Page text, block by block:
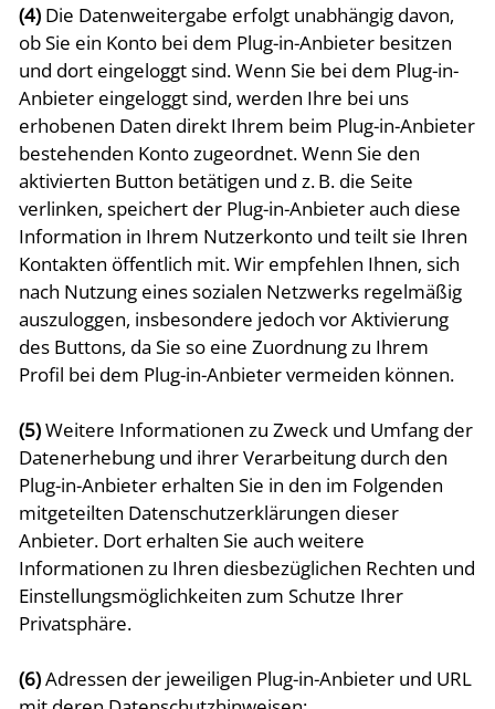
(4) Die Datenweitergabe erfolgt unabhängig davon,
ob Sie ein Konto bei dem Plug-in-Anbieter besitzen
und dort eingeloggt sind. Wenn Sie bei dem Plug-in-
Anbieter eingeloggt sind, werden Ihre bei uns
erhobenen Daten direkt Ihrem beim Plug-in-Anbieter
bestehenden Konto zugeordnet. Wenn Sie den
aktivierten Button betätigen und z. B. die Seite
verlinken, speichert der Plug-in-Anbieter auch diese
Information in Ihrem Nutzerkonto und teilt sie Ihren
Kontakten öffentlich mit. Wir empfehlen Ihnen, sich
nach Nutzung eines sozialen Netzwerks regelmäßig
auszuloggen, insbesondere jedoch vor Aktivierung
des Buttons, da Sie so eine Zuordnung zu Ihrem
Profil bei dem Plug-in-Anbieter vermeiden können.
(5)Weitere Informationen zu Zweck und Umfang der
Datenerhebung und ihrer Verarbeitung durch den
Plug-in-Anbieter erhalten Sie in den im Folgenden
mitgeteilten Datenschutzerklärungen dieser
Anbieter. Dort erhalten Sie auch weitere
Informationen zu Ihren diesbezüglichen Rechten und
Einstellungsmöglichkeiten zum Schutze Ihrer
Privatsphäre.
(6)Adressen der jeweiligen Plug-in-Anbieter und URL